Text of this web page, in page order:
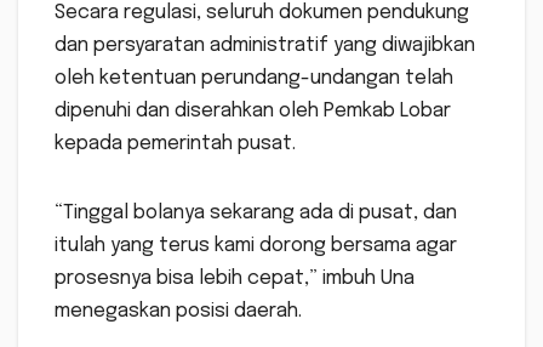
Secara regulasi, seluruh dokumen pendukung
dan persyaratan administratif yang diwajibkan
oleh ketentuan perundang-undangan telah
dipenuhi dan diserahkan oleh Pemkab Lobar
kepada pemerintah pusat.
“Tinggal bolanya sekarang ada di pusat, dan
itulah yang terus kami dorong bersama agar
prosesnya bisa lebih cepat,” imbuh Una
menegaskan posisi daerah.